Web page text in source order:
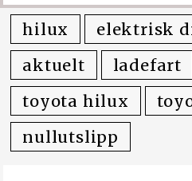
hilux elektrisk
aktuelt
ladefart
toyota hilux
nullutslipp